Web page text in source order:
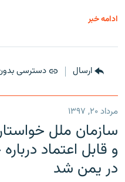
ادامه خبر
ارسال دسترسی
مرداد ۲۰, ۱۳۹۷
سازمان ملل
و قابل اعتماد
در یمن شد